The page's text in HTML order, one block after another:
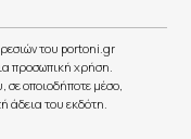
του portoni.gr
προσωπική χρήση.
οποιοδήποτε μέσο,
άδεια του εκδότη.